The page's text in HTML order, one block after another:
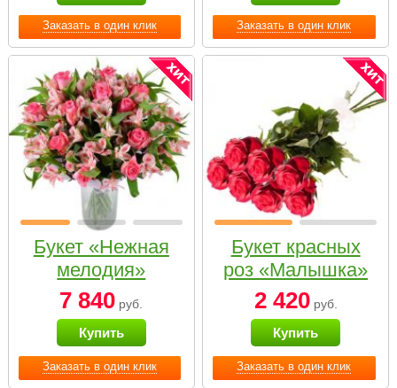
Заказать в один клик Заказать в один клик
Заказать в один клик
Букет «Нежная
мелодия»
7 840 руб.
Купить
Заказать в один клик
Букет красных
роз «Малышка»
2 420руб.
Купить